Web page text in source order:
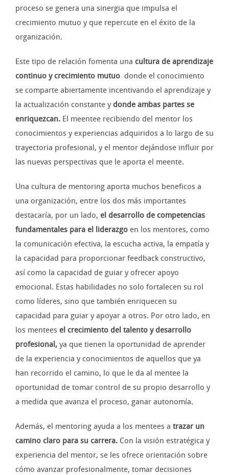
proceso se genera una sinergia que impulsa el
crecimiento mutuo y que repercute en el éxito de la
organización.
Este tipo de relación fomenta una cultura de aprendizaje
continuo y crecimiento mutuo donde el conocimiento
se comparte abiertamente incentivando el aprendizaje y
la actualización constante y donde ambas partes se
enriquezcan. El meentee recibiendo del mentor los
conocimientos y experiencias adquiridos a lo largo de su
trayectoria profesional, y el mentor dejándose influir por
las nuevas perspectivas que le aporta el meente.
Una cultura de mentoring aporta muchos beneficos a
una organización, entre los dos más importantes
destacaría, por un lado, el desarrollo de competencias
fundamentales para el liderazgo en los mentores, como
la comunicación efectiva, la escucha activa, la empatía y
la capacidad para proporcionar feedback constructivo,
así como la capacidad de guiar y ofrecer apoyo
emocional. Estas habilidades no solo fortalecen su rol
como líderes, sino que también enriquecen su
capacidad para guiar y apoyar a otros. Por otro lado, en
los mentees el crecimiento del talento y desarrollo
profesional, ya que tienen la oportunidad de aprender
de la experiencia y conocimientos de aquellos que ya
han recorrido el camino, lo que le da al mentee la
oportunidad de tomar control de su propio desarrollo y
a medida que avanza el proceso, ganar autonomía.
Además, el mentoring ayuda a los mentees a trazar un
camino claro para su carrera. Con la visión estratégica y
experiencia del mentor, se les ofrece orientación sobre
cómo avanzar profesionalmente, tomar decisiones